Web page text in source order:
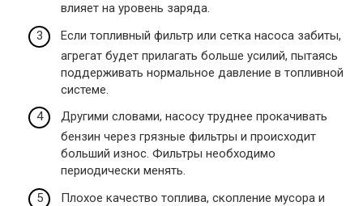
влияет на уровень заряда.
Если топливный фильтр или сетка насоса забиты,
агрегат будет прилагать больше усилий, пытаясь
поддерживать нормальное давление в топливной
системе.
Другими словами, насосу труднее прокачивать
бензин через грязные фильтры и происходит
больший износ. Фильтры необходимо
периодически менять.
Плохое качество топлива, скопление мусора и